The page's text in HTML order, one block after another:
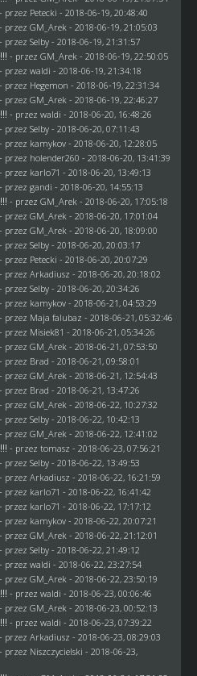
- przez Petecki - 2018-06-19, 20:48:40
- przez GM_Arek - 2018-06-19, 21:05:03
- przez Selby- 2018-06-19, 21:31:57
- przez GM_Arek - 2018-06-19, 22:50:05
- przez waldi - 2018-06-19, 21:34:18
- przez Hegemon - 2018-06-19, 22:31:34
- przez GM_Arek - 2018-06-19, 22:46:27
- przez waldi - 2018-06-20, 16:48:26
- przez Selby- 2018-06-20, 07:11:43
- przez kamykov- 2018-06-20, 12:28:05
- przez holender260 - 2018-06-20, 13:41:39
- przez karlo71 - 2018-06-20, 13:49:13
- przez gandi - 2018-06-20, 14:55:13
- przez GM_Arek - 2018-06-20, 17:05:18
- przez GM_Arek - 2018-06-20, 17:01:04
- przez GM_Arek - 2018-06-20, 18:09:00
- przez Selby- 2018-06-20, 20:03:17
- przez Petecki - 2018-06-20, 20:07:29
- przez Arkadiusz - 2018-06-20, 20:18:02
- przez Selby- 2018-06-20, 20:34:26
- przez kamykov- 2018-06-21, 04:53:29
- przez Maja falubaz - 2018-06-21, 05:32:46
- przez Misiek81 - 2018-06-21, 05:34:26
- przez GM_Arek - 2018-06-21, 07:53:50
- przez Brad - 2018-06-21, 09:58:01
- przez GM_Arek - 2018-06-21, 12:54:43
- przez Brad - 2018-06-21, 13:47:26
- przez GM_Arek - 2018-06-22, 10:27:32
- przez Selby- 2018-06-22, 10:42:13
- przez GM_Arek - 2018-06-22, 12:41:02
- przez tomasz - 2018-06-23, 07:56:21
- przez Selby- 2018-06-22, 13:49:53
- przez Arkadiusz - 2018-06-22, 16:21:59
- przez karlo71 - 2018-06-22, 16:41:42
- przez karlo71 - 2018-06-22, 17:17:12
- przez kamykov- 2018-06-22, 20:07:21
- przez GM_Arek - 2018-06-22, 21:12:01
- przez Selby- 2018-06-22, 21:49:12
- przez waldi - 2018-06-22, 23:27:54
- przez GM_Arek - 2018-06-22, 23:50:19
- przez waldi - 2018-06-23, 00:06:46
- przez GM_Arek - 2018-06-23, 00:52:13
- przez waldi - 2018-06-23, 07:39:22
- przez Arkadiusz - 2018-06-23, 08:29:03
- przez Niszczycielski - 2018-06-23,